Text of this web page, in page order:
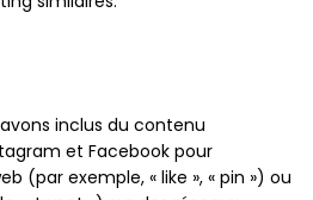
inclus du contenu
et Facebook pour
(par exemple, « like », « pin ») ou